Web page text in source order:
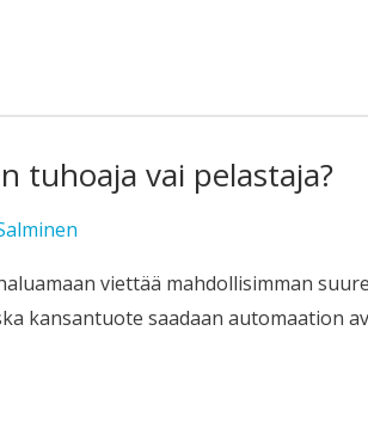
tuhoaja vai pelastaja?
viettää mahdollisimman
kansantuote saadaan automaation